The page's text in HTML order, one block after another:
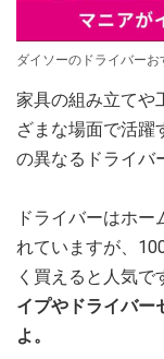
ダイソーのドライバーお
家具の組み立てや
ざまな場面で活躍
の異なるドライバ
ドライバーはホ
れていますが、
く買えると人気で
イプやドライバー
よ。